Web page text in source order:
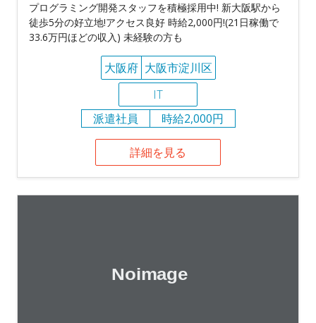
プログラミング開発スタッフを積極採用中! 新大阪駅から
徒歩5分の好立地!アクセス良好 時給2,000円!(21日稼働で
33.6万円ほどの収入) 未経験の方も
大阪府 大阪市淀川区
IT
派遣社員
時給2,000円
詳細を見る